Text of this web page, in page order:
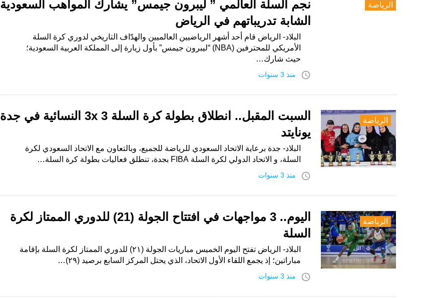
الرياضة
نجم السلة العالمي ” ليبرون جيمس” يشارك المواهب السعودية
الشابة تدريباتهم في الرياض
البلاد- الرياض قام أحد أشهر الرياضيين العالميين والهدّاف التاريخي لدوري كرة السلة
الأمريكي للمحترفين (NBA) “ليبرون جيمس” بأول زيارة إلى المملكة العربية السعودية؛
حيث شارك…
access_time منذ 3 سنوات
الرياضة
السبت المقبل.. انطلاق بطولة كرة السلة 3 3x النسائية في جدة
يونايتد
البلاد- جدة برعاية الاتحاد السعودي للرياضة للجميع، وبالتعاون مع الاتحاد السعودي لكرة
السلة، و الاتحاد الدولي لكرة السلة FIBA بجدة، تنطلق فعاليات بطولة كرة السلة…
access_time منذ 3 سنوات
الرياضة
اليوم.. 3 مواجهات في افتتاح الجولة (21) للدوري الممتاز لكرة
السلة
البلاد- الرياض تفتح اليوم الخميس مباريات الجولة (٢١) للدوري الممتاز لكرة السلة بإقامة
مباراتين؛ إذ يجمع اللقاء الأول الاتحاد، الذي يحتل المركز السابع برصيد (٢٩)…
access_time منذ 3 سنوات